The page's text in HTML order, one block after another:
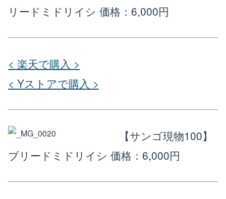
リードミドリイシ 価格：6,000円
< 楽天で購入 >
< Yストアで購入 >
【サンゴ現物100】
ブリードミドリイシ 価格：6,000円